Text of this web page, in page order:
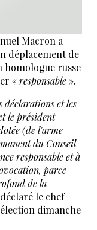
Macron a
déplacement de
homologue russe
«responsable».
déclarations et les
le président
(de l'arme
du Conseil
responsable et à
parce
de la
le chef
dimanche